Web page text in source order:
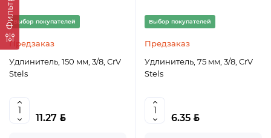
ФильтрВыбор покупателей
Предзаказ
Удлинитель, 150 мм, 3/8, CrV
Stels
11.27 BYN
Выбор покупателей
Предзаказ
Удлинитель, 75 мм, 3/8, CrV
Stels
6.35 BYN